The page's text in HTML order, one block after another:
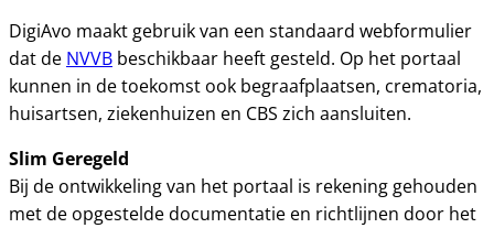
DigiAvo maakt gebruik van een standaard webformulier
dat de NVVB beschikbaar heeft gesteld. Op het portaal
kunnen in de toekomst ook begraafplaatsen, crematoria,
huisartsen, ziekenhuizen en CBS zich aansluiten.
Slim Geregeld
Bij de ontwikkeling van het portaal is rekening gehouden
met de opgestelde documentatie en richtlijnen door het